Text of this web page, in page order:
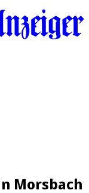
Morsbach